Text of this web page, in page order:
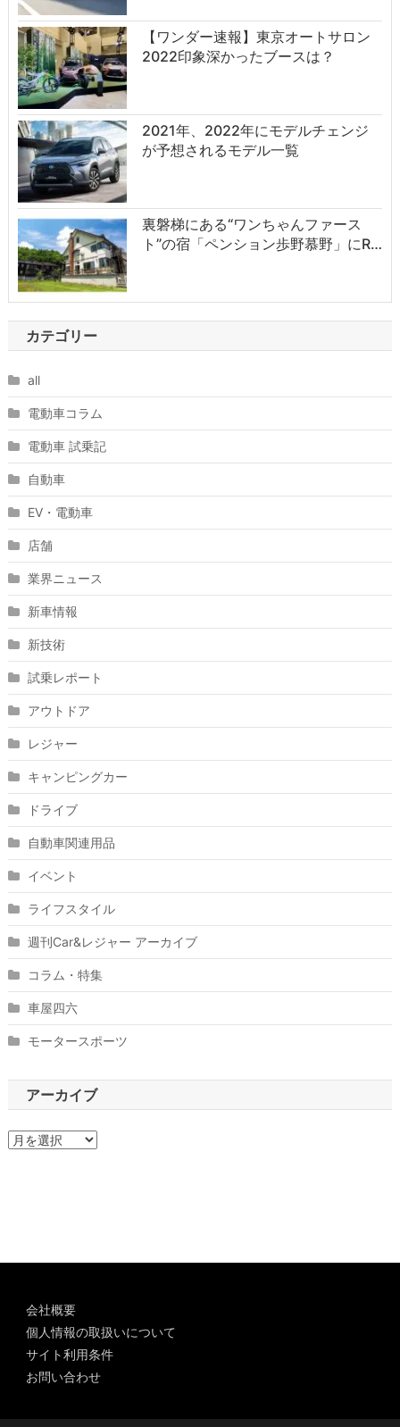
【ワンダー速報】東京オートサロン
2022印象深かったブースは？
2021年、2022年にモデルチェンジ
が予想されるモデル一覧
裏磐梯にある“ワンちゃんファース
ト”の宿「ペンション歩野慕野」にR…
カテゴリー
all
電動車コラム
電動車 試乗記
自動車
EV・電動車
店舗
業界ニュース
新車情報
新技術
試乗レポート
アウトドア
レジャー
キャンピングカー
ドライブ
自動車関連用品
イベント
ライフスタイル
週刊Car&レジャー アーカイブ
コラム・特集
車屋四六
モータースポーツ
アーカイブ
ア
会社概要
個人情報の取扱いについて
サイト利用条件
お問い合わせ